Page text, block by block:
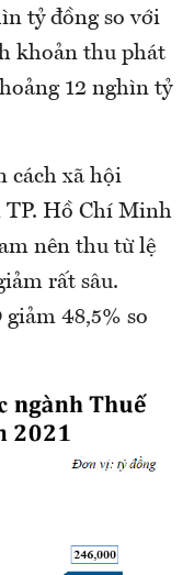
tỷ đồng so với
khoản thu phát
12 nghìn tỷ
cách xã hội
TP. Hồ Chí Minh
nên thu từ lệ
rất sâu.
48,5% so